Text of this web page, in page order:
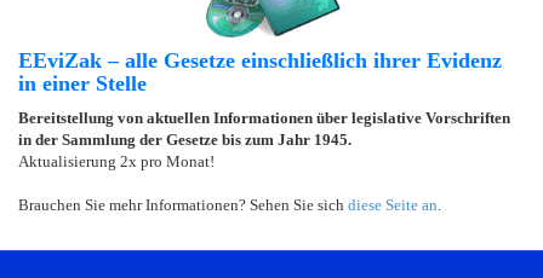
EEviZak – alle Gesetze einschließlich ihrer Evidenz
in einer Stelle
Bereitstellung von aktuellen Informationen über legislative Vorschriften
in der Sammlung der Gesetze bis zum Jahr 1945.
Aktualisierung 2x pro Monat!
Brauchen Sie mehr Informationen? Sehen Sie sich diese Seite an